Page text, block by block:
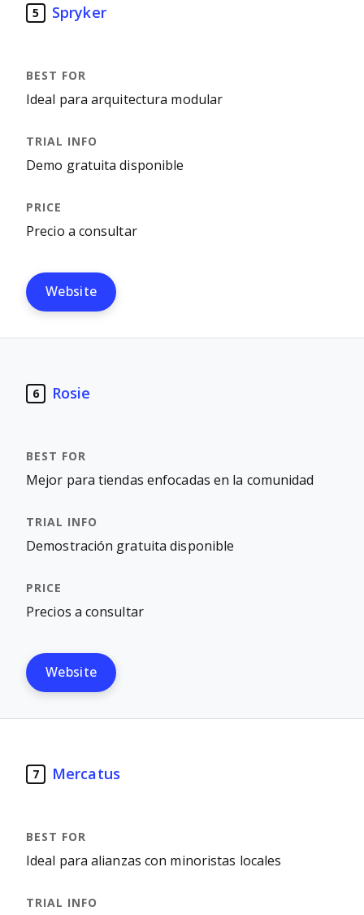
5 Spryker
Ideal para arquitectura modular
Demo gratuita disponible
Precio a consultar
Website
6 Rosie
Mejor para tiendas enfocadas en la comunidad
Demostración gratuita disponible
Precios a consultar
Website
7 Mercatus
Ideal para alianzas con minoristas locales